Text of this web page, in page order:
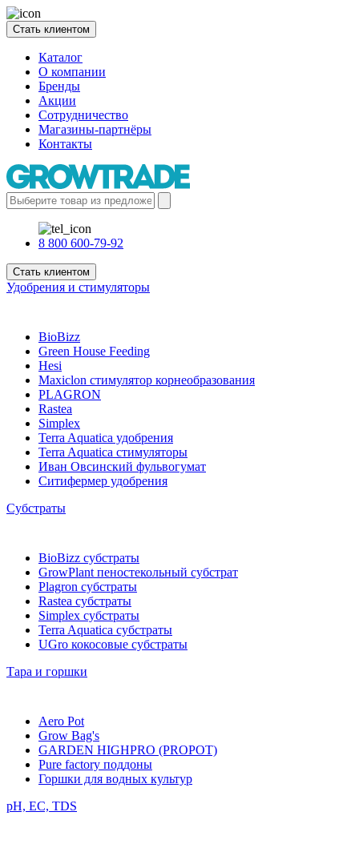
Стать клиентом
Каталог
О компании
Бренды
Акции
Сотрудничество
Магазины-партнёры
Контакты
8 800 600-79-92
Стать клиентом
Удобрения и стимуляторы
BioBizz
Green House Feeding
Hesi
Maxiclon стимулятор корнеобразования
PLAGRON
Rastea
Simplex
Terra Aquatica удобрения
Terra Aquatica стимуляторы
Иван Овсинский фульвогумат
Ситифермер удобрения
Субстраты
BioBizz cубстраты
GrowPlant пеностекольный субстрат
Plagron cубстраты
Rastea cубстраты
Simplex cубстраты
Terra Aquatica cубстраты
UGro кокосовые субстраты
Тара и горшки
Aero Pot
Grow Bag's
GARDEN HIGHPRO (PROPOT)
Pure factory поддоны
Горшки для водных культур
pH, EC, TDS